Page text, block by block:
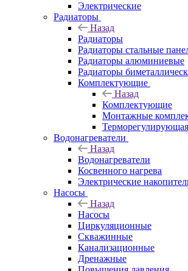
Электрические
Радиаторы
Назад
Радиаторы
Радиаторы стальные
Радиаторы алюминиевые
Радиаторы
Комплектующие
Назад
Комплектующие
Монтажные
Водонагреватели
Назад
Водонагреватели
Косвенного нагрева
Электрические
Насосы
Назад
Насосы
Циркуляционные
Скважинные
Канализационные
Дренажные